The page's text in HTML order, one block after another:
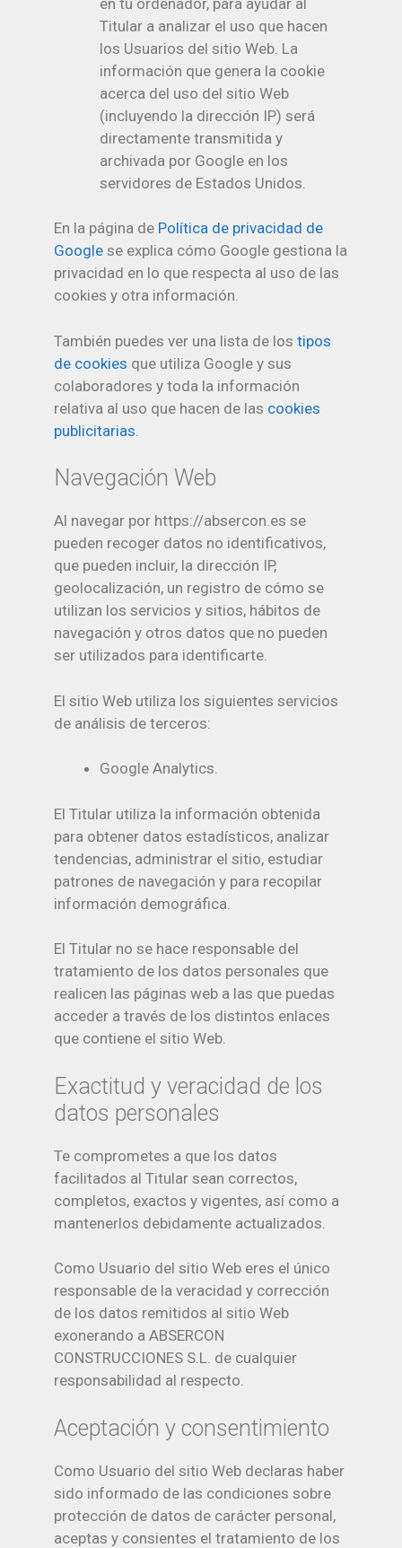
Titular a analizar el uso que hacen
los Usuarios del sitio Web. La
información que genera la cookie
acerca del uso del sitio Web
(incluyendo la dirección IP) será
directamente transmitida y
archivada por Google en los
servidores de Estados Unidos.
En la página de Política de privacidad de
Google se explica cómo Google gestiona la
privacidad en lo que respecta al uso de las
cookies y otra información.
También puedes ver una lista de los tipos
de cookies que utiliza Google y sus
colaboradores y toda la información
relativa al uso que hacen de las cookies
publicitarias
Navegación Web
Al navegar por https://absercon.es se
pueden recoger datos no identificativos,
que pueden incluir, la dirección IP,
geolocalización, un registro de cómo se
utilizan los servicios y sitios, hábitos de
navegación y otros datos que no pueden
ser utilizados para identificarte.
El sitio Web utiliza los siguientes servicios
de análisis de terceros:
Google Analytics.
El Titular utiliza la información obtenida
para obtener datos estadísticos, analizar
tendencias, administrar el sitio, estudiar
patrones de navegación y para recopilar
información demográfica.
El Titular no se hace responsable del
tratamiento de los datos personales que
realicen las páginas web a las que puedas
acceder a través de los distintos enlaces
que contiene el sitio Web.
Exactitud y veracidad de los
datos personales
Te comprometes a que los datos
facilitados al Titular sean correctos,
completos, exactos y vigentes, así como a
mantenerlos debidamente actualizados.
Como Usuario del sitio Web eres el único
responsable de la veracidad y corrección
de los datos remitidos al sitio Web
exonerando a ABSERCON
CONSTRUCCIONES S.L. de cualquier
responsabilidad al respecto.
Aceptación y consentimiento
Como Usuario del sitio Web declaras haber
sido informado de las condiciones sobre
protección de datos de carácter personal,
aceptas y consientes el tratamiento de los